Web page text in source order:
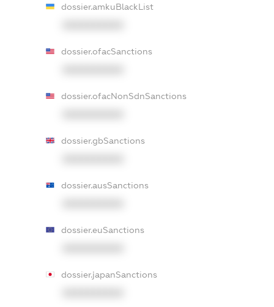
dossier.amkuBlackList
dossier.ofacSanctions
dossier.ofacNonSdnSanctions
dossier.gbSanctions
dossier.ausSanctions
dossier.euSanctions
dossier.japanSanctions